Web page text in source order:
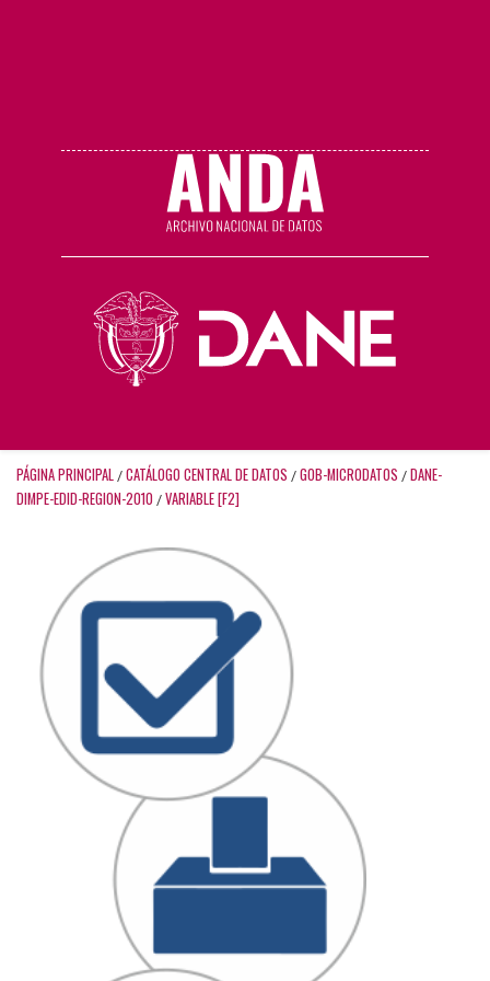
PÁGINA PRINCIPAL / CATÁLOGO CENTRAL DE DATOS / GOB-MICRODATOS / DANE-
DIMPE-EDID-REGION-2010 / VARIABLE [F2]